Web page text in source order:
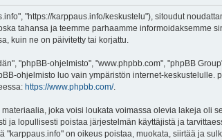
"https://karppaus.info/keskustelu"), sitoudut
tahansa ja teemme parhaamme informoidaksemme
kuin ne on päivitetty tai korjattu.
"phpBB-ohjelmisto", "www.phpbb.com", "phpBB
ohjelmisto luo vain ympäristön internet-keskustelulle.
https://www.phpbb.com/.
joka voisi loukata voimassa olevia lakeja oli
lopullisesti poistaa järjestelmän käyttäjistä ja
on oikeus poistaa, muokata, siirtää ja